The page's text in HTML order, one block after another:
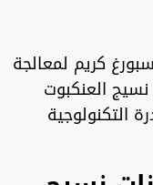
كريم لمعالجة
العنكبوت
التكنولوجية